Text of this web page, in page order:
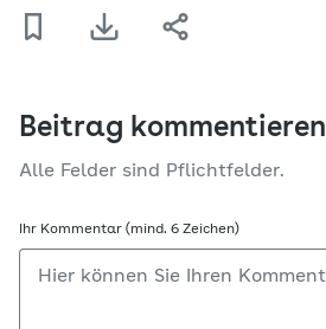
Beitrag kommentieren
Alle Felder sind Pflichtfelder.
Ihr Kommentar (mind. 6 Zeichen)